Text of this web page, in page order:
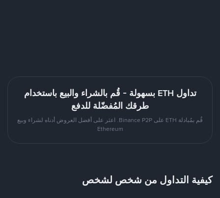
تداول ETH بسهولة - قُم بالشراء والبيع باستخدام
طرقك المُفضّلة للدفع
قُم بمُبادلة ETH على Binance P2P. اعثر على أفضل العروض أدناه لشراء وبيع
Ethereum
كيفية التداول من شخص لشخص